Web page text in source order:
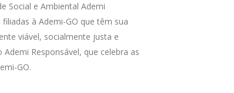
Social e Ambiental Ademi
à Ademi-GO que têm sua
viável, socialmente justa e
Responsável, que celebra as
GO.